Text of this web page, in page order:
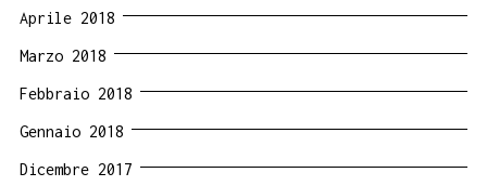
Aprile 2018
Marzo 2018
Febbraio 2018
Gennaio 2018
Dicembre 2017